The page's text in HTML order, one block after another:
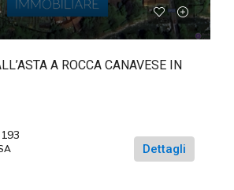
A ROCCA CANAVESE IN
193
Dettagli